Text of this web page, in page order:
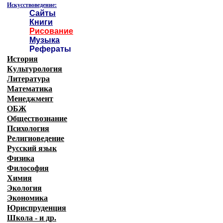
Искусствоведение:
Сайты
Книги
Рисование
Музыка
Рефераты
История
Культурология
Литература
Математика
Менеджмент
ОБЖ
Обществознание
Психология
Религиоведение
Русский язык
Физика
Философия
Химия
Экология
Экономика
Юриспруденция
Школа - и др.